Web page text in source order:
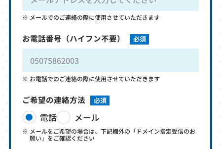
メールでのご連絡の際に使用させていただきます
お電話番号 （ハイフン不要） 必須
お電話でのご連絡の際に使用させていただきます
ご希望の連絡方法 必須
電話 メール
メールをご希望の場合は、下記欄外の「ドメイン指定受信のお
願い」をご確認ください